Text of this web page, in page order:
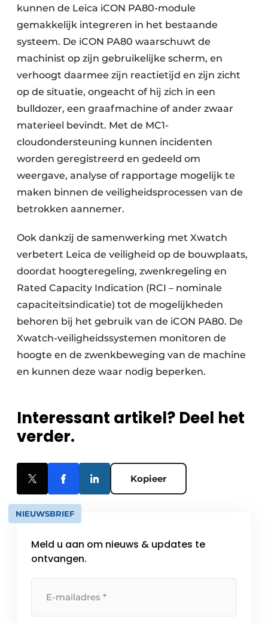
kunnen de Leica iCON PA80-module
gemakkelijk integreren in het bestaande
systeem. De iCON PA80 waarschuwt de
machinist op zijn gebruikelijke scherm, en
verhoogt daarmee zijn reactietijd en zijn zicht
op de situatie, ongeacht of hij zich in een
bulldozer, een graafmachine of ander zwaar
materieel bevindt. Met de MC1-
cloudondersteuning kunnen incidenten
worden geregistreerd en gedeeld om
weergave, analyse of rapportage mogelijk te
maken binnen de veiligheidsprocessen van de
betrokken aannemer.
Ook dankzij de samenwerking met Xwatch
verbetert Leica de veiligheid op de bouwplaats,
doordat hoogteregeling, zwenkregeling en
Rated Capacity Indication (RCI – nominale
capaciteitsindicatie) tot de mogelijkheden
behoren bij het gebruik van de iCON PA80. De
Xwatch-veiligheidssystemen monitoren de
hoogte en de zwenkbeweging van de machine
en kunnen deze waar nodig beperken.
Interessant artikel? Deel het
verder.
Kopieer
NIEUWSBRIEF
Meld u aan om nieuws & updates te
ontvangen.